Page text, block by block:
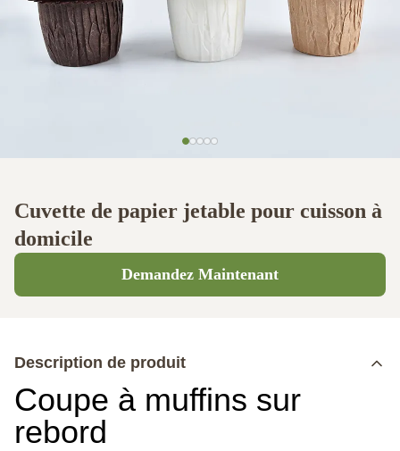
Cuvette de papier jetable pour cuisson à
domicile
Demandez Maintenant
Description de produit
Coupe à muffins sur
rebord